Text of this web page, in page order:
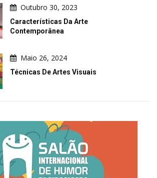
Outubro 30, 2023
Características Da Arte
Contemporânea
Maio 26, 2024
Técnicas De Artes Visuais